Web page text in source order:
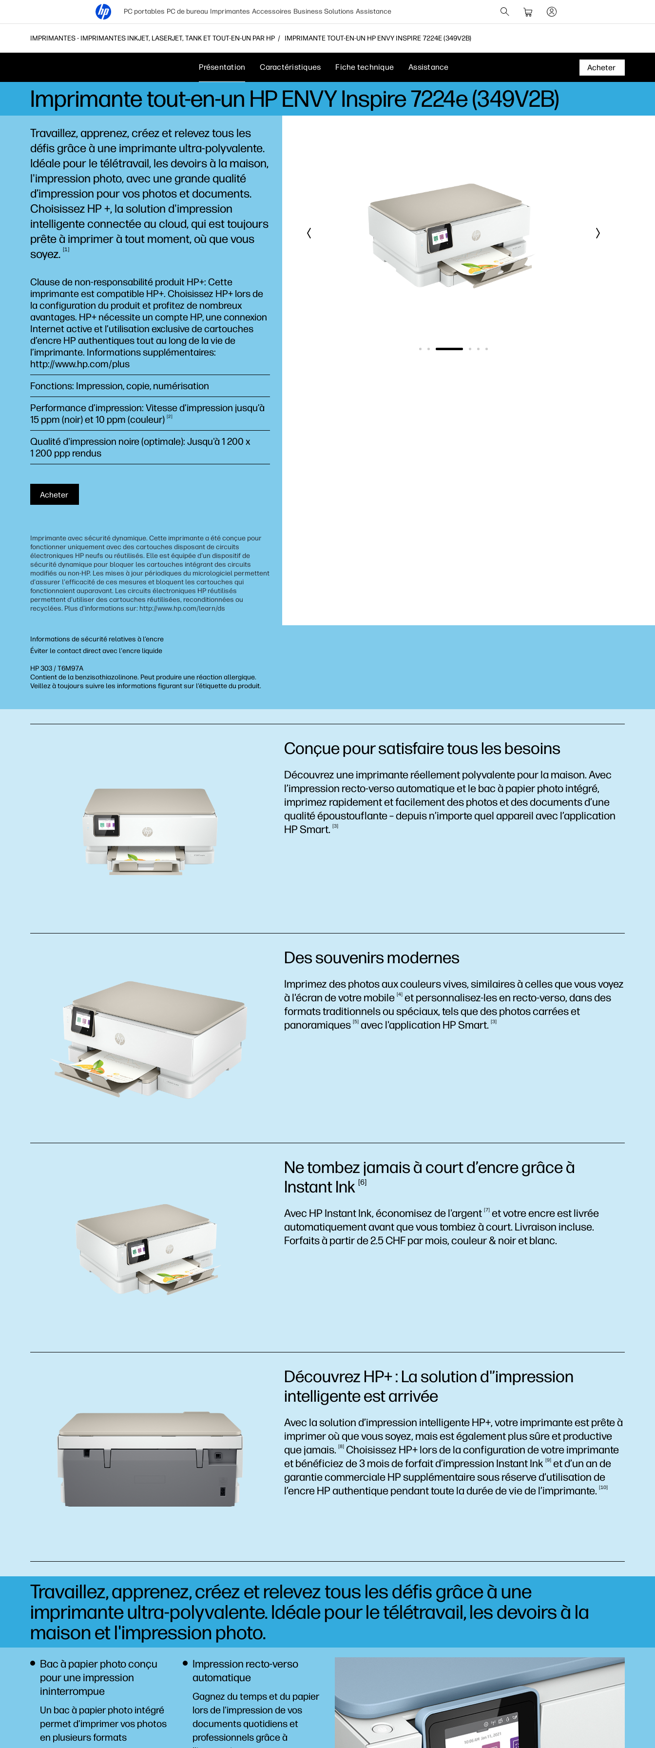
PC portables PC de bureau Imprimantes Accessoires Business Solutions Assistance
IMPRIMANTES - IMPRIMANTES INKJET, LASERJET, TANK ET TOUT-EN-UN PAR HP IMPRIMANTE TOUT-EN-UN HP ENVY INSPIRE 7224E (349V2B)
Présentation Caractéristiques Fiche technique Assistance Acheter
Imprimante tout-en-un HP ENVY Inspire 7224e (349V2B)
Travaillez, apprenez, créez et relevez tous les
défis grâce à une imprimante ultra-polyvalente.
Idéale pour le télétravail, les devoirs à la maison,
l'impression photo, avec une grande qualité
d’impression pour vos photos et documents.
Choisissez HP +, la solution d'impression
intelligente connectée au cloud, qui est toujours
prête à imprimer à tout moment, où que vous
soyez.
1
Clause de non-responsabilité produit HP+: Cette
imprimante est compatible HP+. Choisissez HP+ lors de
la configuration du produit et profitez de nombreux
avantages. HP+ nécessite un compte HP, une connexion
Internet active et l’utilisation exclusive de cartouches
d’encre HP authentiques tout au long de la vie de
l’imprimante. Informations supplémentaires:
http://www.hp.com/plus
Fonctions: Impression, copie, numérisation
Performance d’impression: Vitesse d’impression jusqu’à
15 ppm (noir) et 10 ppm (couleur) 2
Qualité d'impression noire (optimale): Jusqu'à 1 200 x
1 200 ppp rendus
Acheter
Imprimante avec sécurité dynamique. Cette imprimante a été conçue pour
fonctionner uniquement avec des cartouches disposant de circuits
électroniques HP neufs ou réutilisés. Elle est équipée d'un dispositif de
sécurité dynamique pour bloquer les cartouches intégrant des circuits
modifiés ou non-HP. Les mises à jour périodiques du micrologiciel permettent
d'assurer l'efficacité de ces mesures et bloquent les cartouches qui
fonctionnaient auparavant. Les circuits électroniques HP réutilisés
permettent d'utiliser des cartouches réutilisées, reconditionnées ou
recyclées. Plus d'informations sur: http://www.hp.com/learn/ds
Informations de sécurité relatives à l’encre
Éviter le contact direct avec l'encre liquide
HP 303 / T6M97A
Contient de la benzisothiazolinone. Peut produire une réaction allergique.
Veillez à toujours suivre les informations figurant sur l’étiquette du produit.
Conçue pour satisfaire tous les besoins
Découvrez une imprimante réellement polyvalente pour la maison. Avec
l’impression recto-verso automatique et le bac à papier photo intégré,
imprimez rapidement et facilement des photos et des documents d’une
qualité époustouflante – depuis n’importe quel appareil avec l’application
HPSmart. 3
Des souvenirs modernes
Imprimez des photos aux couleurs vives, similaires à celles que vous voyez
à l'écran de votremobile 4 et personnalisez-les en recto-verso, dans des
formats traditionnels ou spéciaux, tels que des photos carrées et
panoramiques 5 avec l'application HPSmart. 3
Ne tombez jamais à court d’encre grâce à
InstantInk 6
Avec HP Instant Ink, économisez del'argent 7 et votre encre est livrée
automatiquement avant que vous tombiez à court. Livraison incluse.
Forfaits à partir de 2.5 CHF par mois, couleur & noir et blanc.
Découvrez HP+ : La solution d'’impression
intelligente est arrivée
Avec la solution d’impression intelligente HP+, votre imprimante est prête à
imprimer où que vous soyez, mais est également plus sûre et productive
quejamais. 8 Choisissez HP+ lors de la configuration de votre imprimante
et bénéficiez de 3 mois de forfait d’impression InstantInk 9 et d’un an de
garantie commerciale HP supplémentaire sous réserve d’utilisation de
l’encre HP authentique pendant toute la durée de vie del’imprimante. 10
Travaillez, apprenez, créez et relevez tous les défis grâce à une
imprimante ultra-polyvalente. Idéale pour le télétravail, les devoirs à la
maison et l'impression photo.
Bac à papier photo conçu
pour une impression
ininterrompue
Un bac à papier photo intégré
permet d’imprimer vos photos
en plusieurs formats
Impression recto-verso
automatique
Gagnez du temps et du papier
lors de l'impression de vos
documents quotidiens et
professionnels grâce à